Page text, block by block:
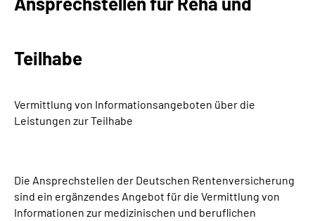
Rente
Über uns & Presse
Suche
Teilhabe
Vermittlung von Informationsangeboten über die
Leistungen zur Teilhabe
Die Ansprechstellen der Deutschen Rentenversicherung
sind ein ergänzendes Angebot für die Vermittlung von
Informationen zur medizinischen und beruflichen